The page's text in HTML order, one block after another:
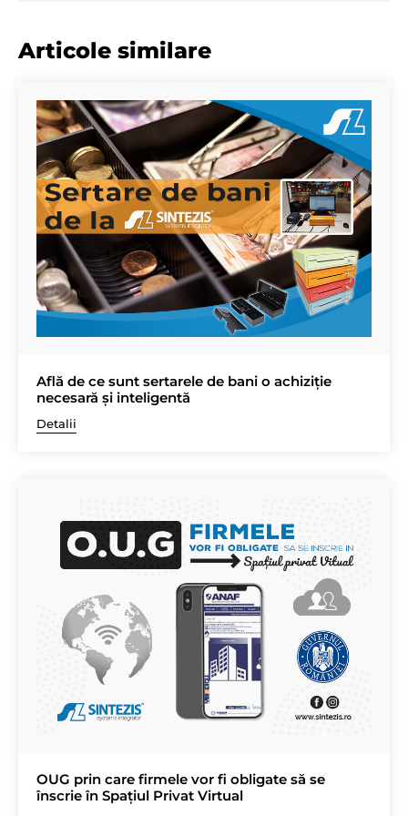
Articole similare
Află de ce sunt sertarele de bani o achiziție
necesară și inteligentă
Detalii
OUG prin care firmele vor fi obligate să se
înscrie în Spațiul Privat Virtual